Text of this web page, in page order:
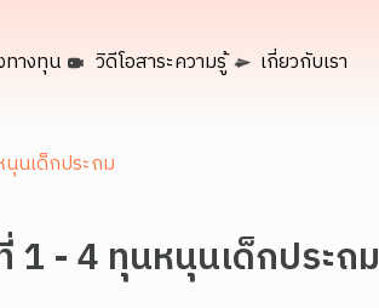
างทุน วิดีโอสาระความรู้ เกี่ยวกับเรา
นเด็กประถม
1 - 4 ทุนหนุนเด็กประถม